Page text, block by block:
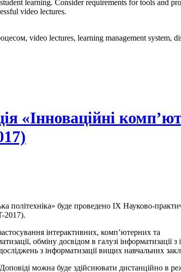
learning. Consider requirements for tools and
video lectures.
video lectures, learning management system,
«Інноваційні
політехніка» буде проведено ІХ Науково-
2017).
інтерактивних, комп’ютерних та
обміну досвідом в галузі інформатизації
з інформатизації вищих навчальних
можна буде здійснювати дистанційно в